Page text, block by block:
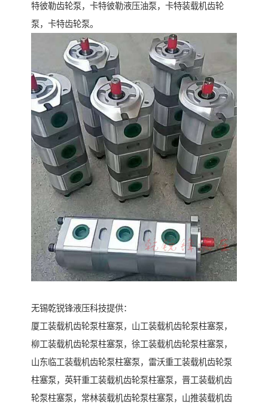
特彼勒齿轮泵，卡特彼勒液压油泵，卡特装载机齿轮
泵，卡特齿轮泵。
无锡乾锐锋液压科技提供：
厦工装载机齿轮泵柱塞泵，山工装载机齿轮泵柱塞泵，
柳工装载机齿轮泵柱塞泵，徐工装载机齿轮泵柱塞泵，
山东临工装载机齿轮泵柱塞泵，雷沃重工装载机齿轮泵
柱塞泵，英轩重工装载机齿轮泵柱塞泵，晋工装载机齿
轮泵柱塞泵，常林装载机齿轮泵柱塞泵，山推装载机齿